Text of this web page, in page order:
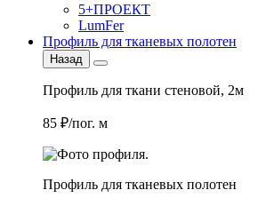
5+ПРОЕКТ
LumFer
Профиль для тканевых полотен
Назад
Профиль для ткани стеновой, 2м
85 ₽/пог. м
Профиль для тканевых полотен